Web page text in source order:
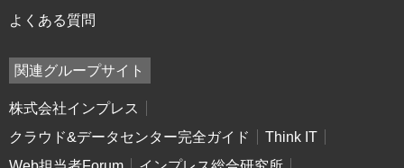
よくある質問
関連グループサイト
株式会社インプレス
クラウド&データセンター完全ガイド
Think IT